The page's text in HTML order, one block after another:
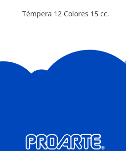
Témpera 12 Colores 15 cc.